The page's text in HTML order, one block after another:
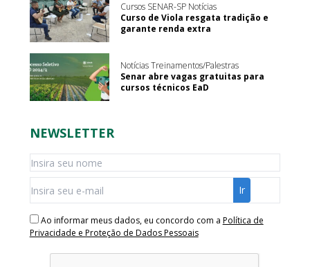
Cursos SENAR-SP Notícias
Curso de Viola resgata tradição e
garante renda extra
Notícias Treinamentos/Palestras
Senar abre vagas gratuitas para
cursos técnicos EaD
NEWSLETTER
Ao informar meus dados, eu concordo com a Política de
Privacidade e Proteção de Dados Pessoais